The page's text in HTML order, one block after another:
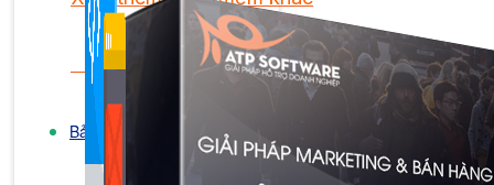
Xem thêm phần mềm khác
Bảng Giá